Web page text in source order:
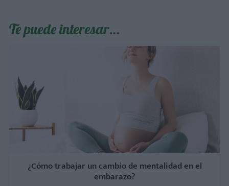
Te puede interesar…
¿Cómo trabajar un cambio de mentalidad en el
embarazo?